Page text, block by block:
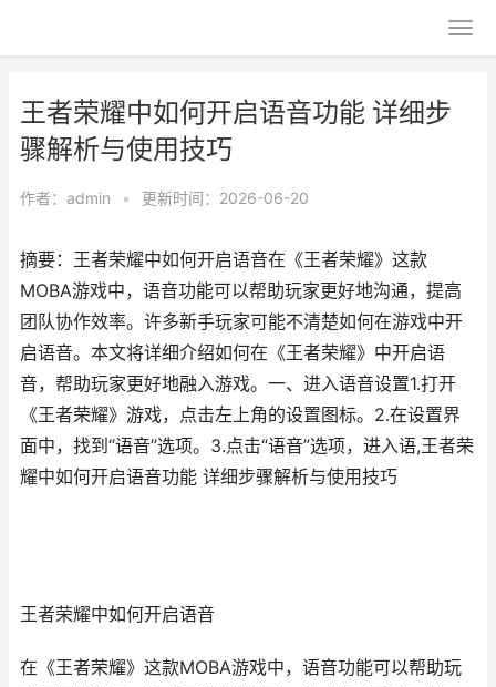
王者荣耀中如何开启语音功能 详细步
骤解析与使用技巧
作者： admin • 更新时间：2026-06-20
摘要：王者荣耀中如何开启语音在《王者荣耀》这款
MOBA游戏中，语音功能可以帮助玩家更好地沟通，提高
团队协作效率。许多新手玩家可能不清楚如何在游戏中开
启语音。本文将详细介绍如何在《王者荣耀》中开启语
音，帮助玩家更好地融入游戏。一、进入语音设置1.打开
《王者荣耀》游戏，点击左上角的设置图标。2.在设置界
面中，找到“语音”选项。3.点击“语音”选项，进入语,王者荣
耀中如何开启语音功能 详细步骤解析与使用技巧
王者荣耀中如何开启语音
在《王者荣耀》这款MOBA游戏中，语音功能可以帮助玩